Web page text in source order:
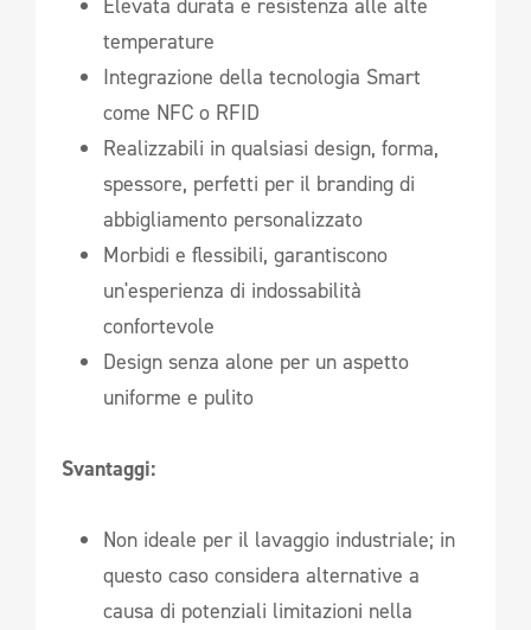
temperature
Integrazione della tecnologia Smart
come NFC o RFID
Realizzabili in qualsiasi design, forma,
spessore, perfetti per il branding di
abbigliamento personalizzato
Morbidi e flessibili, garantiscono
un'esperienza di indossabilità
confortevole
Design senza alone per un aspetto
uniforme e pulito
Svantaggi:
Non ideale per il lavaggio industriale; in
questo caso considera alternative a
causa di potenziali limitazioni nella